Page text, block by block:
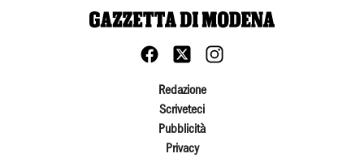
Redazione
Scriveteci
Pubblicità
Privacy